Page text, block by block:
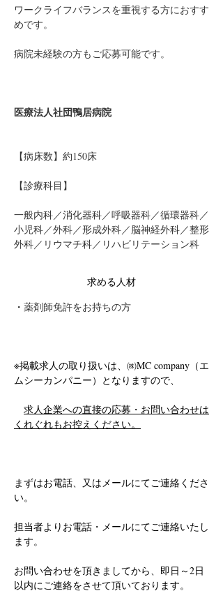
ワークライフバランスを重視する方におすす
めです。
病院未経験の方もご応募可能です。
医療法人社団鴨居病院
【病床数】約150床
【診療科目】
一般内科／消化器科／呼吸器科／循環器科／
小児科／外科／形成外科／脳神経外科／整形
外科／リウマチ科／リハビリテーション科
求める人材
・ 薬剤師免許をお持ちの方
※掲載求人の取り扱いは、㈱MC company（エ
ムシーカンパニー）となりますので、
求人企業への直接の応募・お問い合わせは
くれぐれもお控えください。
まずはお電話、又はメールにてご連絡くださ
い。
担当者よりお電話・メールにてご連絡いたし
ます。
お問い合わせを頂きましてから、即日～2日
以内にご連絡をさせて頂いております。